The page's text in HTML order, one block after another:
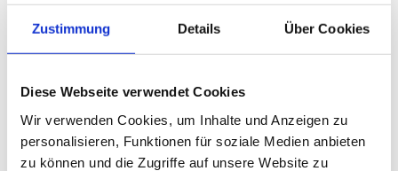
Zustimmung Details Über Cookies
Diese Webseite verwendet Cookies
Wir verwenden Cookies, um Inhalte und Anzeigen zu
personalisieren, Funktionen für soziale Medien anbieten
zu können und die Zugriffe auf unsere Website zu
Nach neuesten Studien belegen Forscher den Zusammenhang
zwischen Parodontitis und Herzinfarkt.
Kiel: "Wir haben die aggressive Form der Parodontitis untersucht,
entzündliche Krankheitsform der Parodontose. Die mit diesem
von Patienten, die unter einer Erkrankung der Herzkranzgefäße
leiden und bereits einen Herzinfarkt erlebt hatten."zm99, Nr.
16a, 16.08.2009